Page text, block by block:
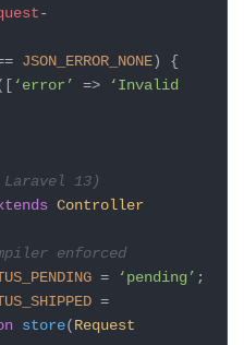
-
JSON_ERROR_NONE) {
‘error’ =>
‘Invalid
13)
Controller
enforced
= ‘pending’ ;
=
store(Request